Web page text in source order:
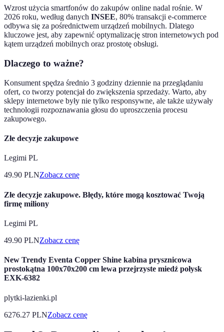
Wzrost użycia smartfonów do zakupów online nadal rośnie. W
2026 roku, według danych INSEE, 80% transakcji e-commerce
odbywa się za pośrednictwem urządzeń mobilnych. Dlatego
kluczowe jest, aby zapewnić optymalizację stron internetowych pod
kątem urządzeń mobilnych oraz prostotę obsługi.
Dlaczego to ważne?
Konsument spędza średnio 3 godziny dziennie na przeglądaniu
ofert, co tworzy potencjał do zwiększenia sprzedaży. Warto, aby
sklepy internetowe były nie tylko responsywne, ale także używały
technologii rozpoznawania głosu do uproszczenia procesu
zakupowego.
Złe decyzje zakupowe
Legimi PL
49.90 PLNZobacz cenę
Złe decyzje zakupowe. Błędy, które mogą kosztować Twoją
firmę miliony
Legimi PL
49.90 PLNZobacz cenę
New Trendy Eventa Copper Shine kabina prysznicowa
prostokątna 100x70x200 cm lewa przejrzyste miedź połysk
EXK-6382
plytki-lazienki.pl
6276.27 PLNZobacz cenę